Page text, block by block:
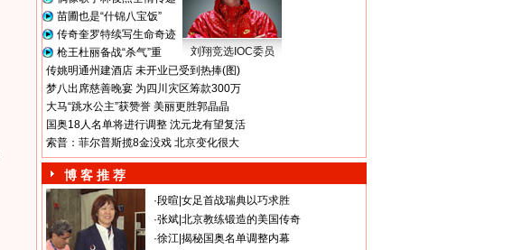
苗圃也是“什锦八宝饭”
传奇奎罗特续写生命奇迹
枪王杜丽备战“杀气”重
刘翔竞选IOC委员
传姚明通州建酒店 未开业已受到热捧(图)
梦八出席慈善晚宴 为四川灾区筹款300万
大马“跳水公主”获赞誉 美丽更胜郭晶晶
国奥18人名单将进行调整 沈元龙有望复活
索普：菲尔普斯揽8金没戏 北京变化很大
博 客 推 荐
·段暄 女足首战瑞典以巧求胜
·张斌 北京教练锻造的美国传奇
·徐江 揭秘国奥名单调整内幕